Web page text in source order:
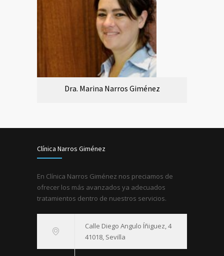
Dra. Marina Narros Giménez
Clínica Narros Giménez
En Clínica Narros Giménez nos preciamos de
ofrecer los más avanzados ya adecuados
tratamientos dentro de nuestros servicios.
Calle Diego Angulo Íñiguez, 4
41018, Sevilla